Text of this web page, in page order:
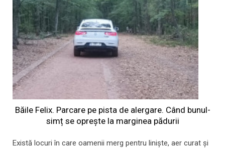
Băile Felix. Parcare pe pista de alergare. Când bunul-
simț se oprește la marginea pădurii
Există locuri în care oamenii merg pentru liniște, aer curat și